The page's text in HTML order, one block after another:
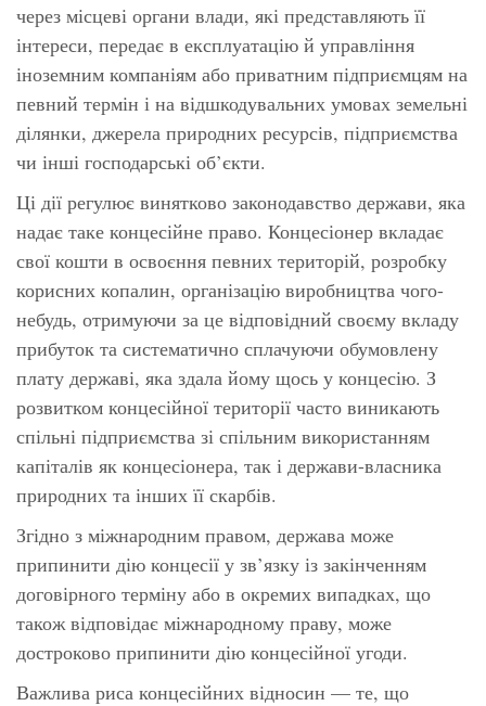
через місцеві органи влади, які представляють її
інтереси, передає в експлуатацію й управління
іноземним компаніям або приватним підприємцям на
певний термін і на відшкодувальних умовах земельні
ділянки, джерела природних ресурсів, підприємства
чи інші господарські об’єкти.
Ці дії регулює винятково законодавство держави, яка
надає таке концесійне право. Концесіонер вкладає
свої кошти в освоєння певних територій, розробку
корисних копалин, організацію виробництва чого-
небудь, отримуючи за це відповідний своєму вкладу
прибуток та систематично сплачуючи обумовлену
плату державі, яка здала йому щось у концесію. З
розвитком концесійної території часто виникають
спільні підприємства зі спільним використанням
капіталів як концесіонера, так і держави-власника
природних та інших її скарбів.
Згідно з міжнародним правом, держава може
припинити дію концесії у зв’язку із закінченням
договірного терміну або в окремих випадках, що
також відповідає міжнародному праву, може
достроково припинити дію концесійної угоди.
Важлива риса концесійних відносин — те, що